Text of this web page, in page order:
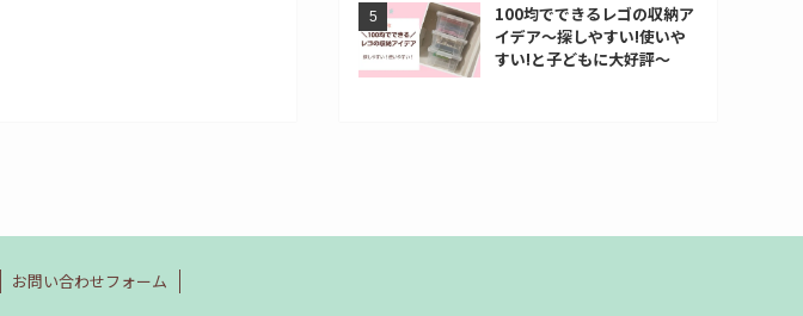
100均でできるレゴの収納ア
イデア～探しやすい!使いや
すい!と子どもに大好評～
お問い合わせフォーム